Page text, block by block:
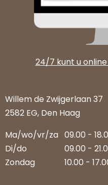
24/7 kunt u
Willem de Zwijgerlaan 37
2582 EG, Den Haag
Ma/wo/vr/za 09.00 -
Di/do
09.00 -
Zondag
10.00 -